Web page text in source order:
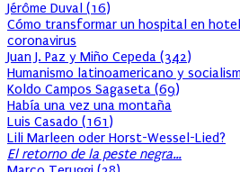
Jérôme Duval (16)
Cómo transformar un hospital en
coronavirus
Juan J. Paz y Miño Cepeda (342)
Humanismo latinoamericano y
Koldo Campos Sagaseta (69)
Había una vez una montaña
Luis Casado (161)
Lili Marleen oder Horst-Wessel-Lied?
El retorno de la peste negra…